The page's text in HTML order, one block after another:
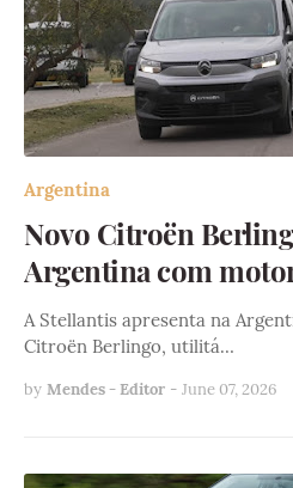
Argentina
Novo Citroën
Argentina com
A Stellantis apresenta na
Citroën Berlingo, utilitá…
by Mendes - Editor - June 07, 2026